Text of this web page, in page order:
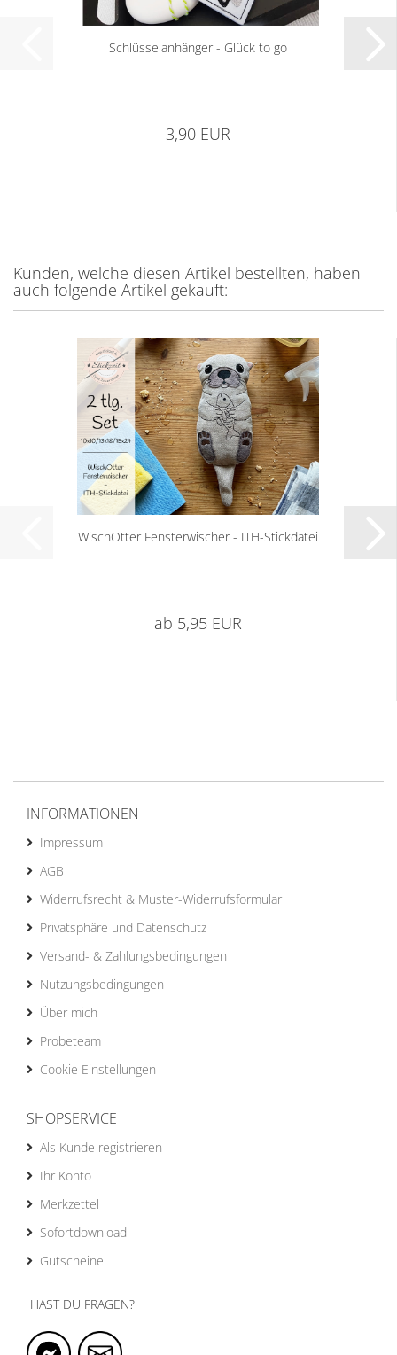
Schlüsselanhänger - Glück to go
3,90 EUR
Kunden, welche diesen Artikel bestellten, haben
auch folgende Artikel gekauft:
WischOtter Fensterwischer - ITH-Stickdatei
ab 5,95 EUR
INFORMATIONEN
Impressum
AGB
Widerrufsrecht & Muster-Widerrufsformular
Privatsphäre und Datenschutz
Versand- & Zahlungsbedingungen
Nutzungsbedingungen
Über mich
Probeteam
Cookie Einstellungen
SHOPSERVICE
Als Kunde registrieren
Ihr Konto
Merkzettel
Sofortdownload
Gutscheine
HAST DU FRAGEN?